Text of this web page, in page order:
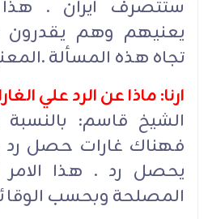
ستتصرف ايران .
يعنيهم وهم
تجاه هذه المسألة
ارنا: ماذا عن الرد علي
الشيخ قاسم: بالنسبة
فهناك غارات حصل رد
يحصل رد . هذا الامر
المصلحة وبحسب